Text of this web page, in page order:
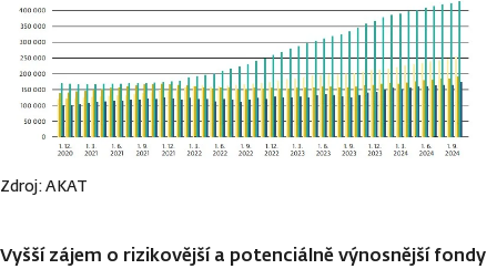
Zdroj: AKAT
Vyšší zájem o rizikovější a potenciálně výnosnější fondy